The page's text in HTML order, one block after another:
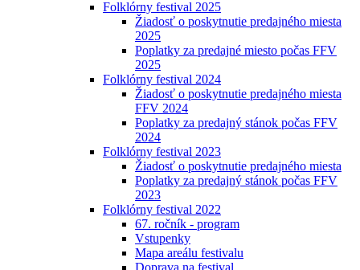
Folklórny festival 2025
Žiadosť o poskytnutie predajného miesta
2025
Poplatky za predajné miesto počas FFV
2025
Folklórny festival 2024
Žiadosť o poskytnutie predajného miesta
FFV 2024
Poplatky za predajný stánok počas FFV
2024
Folklórny festival 2023
Žiadosť o poskytnutie predajného miesta
Poplatky za predajný stánok počas FFV
2023
Folklórny festival 2022
67. ročník - program
Vstupenky
Mapa areálu festivalu
Doprava na festival